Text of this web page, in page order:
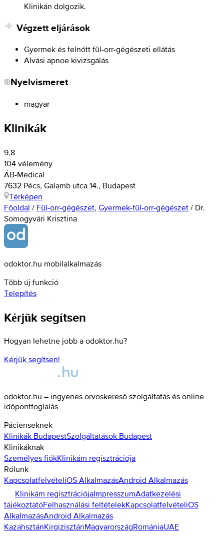
Klinikán dolgozik.
Végzett eljárások
Gyermek és felnőtt fül-orr-gégészeti ellátás
Alvási apnoe kivizsgálás
Nyelvismeret
magyar
Klinikák
9,8
104 vélemény
ÁB-Medical
7632 Pécs, Galamb utca 14., Budapest
Térképen
Főoldal / Fül-orr-gégészet Gyermek-fül-orr-gégészet / Dr.
Somogyvári Krisztina
odoktor.hu mobilalkalmazás
Több új funkció
Telepítés
Kérjük segítsen
Hogyan lehetne jobb a odoktor.hu?
Kérjük segítsen!
odoktor.hu – ingyenes orvoskereső szolgáltatás és online
időpontfoglalás
Pácienseknek
Klinikák BudapestSzolgáltatások Budapest
Klinikáknak
Személyes fiókKlinikám regisztrációja
Rólunk
KapcsolatfelvételiOS AlkalmazásAndroid Alkalmazás
Klinikám regisztrációjaImpresszumAdatkezelési
tájékoztatóFelhasználási feltételekKapcsolatfelvételiOS
AlkalmazásAndroid Alkalmazás
KazahsztánKirgizisztánMagyarországRomániaUAE